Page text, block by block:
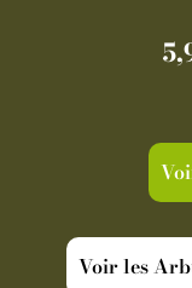
Voir les